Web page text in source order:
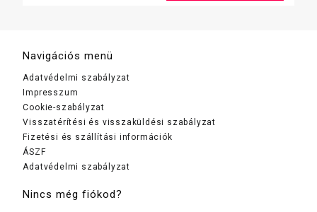
Navigációs menü
Adatvédelmi szabályzat
Impresszum
Cookie-szabályzat
Visszatérítési és visszaküldési szabályzat
Fizetési és szállítási információk
ÁSZF
Adatvédelmi szabályzat
Nincs még fiókod?